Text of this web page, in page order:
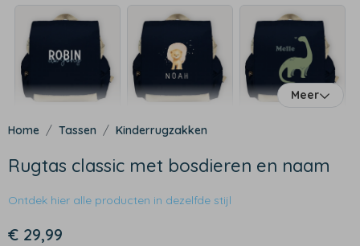
Meer
Tassen Kinderrugzakken
Rugtas classic met bosdieren en naam
Ontdek hier alle producten in dezelfde stijl
€ 29,99